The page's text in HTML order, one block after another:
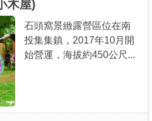
木屋)
石頭窩景緻露營區位在南
投集集鎮，2017年10月開
始營運，海拔約450公尺...